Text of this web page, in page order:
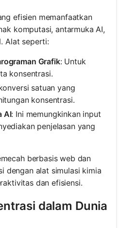
efisien memanfaatkan
komputasi, antarmuka AI,
Alat seperti:
Grafik: Untuk
konsentrasi.
satuan yang
konsentrasi.
AI: Ini memungkinkan input
penjelasan yang
berbasis web dan
dengan alat simulasi kimia
dan efisiensi.
dalam Dunia